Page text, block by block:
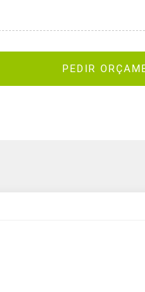
PEDIR